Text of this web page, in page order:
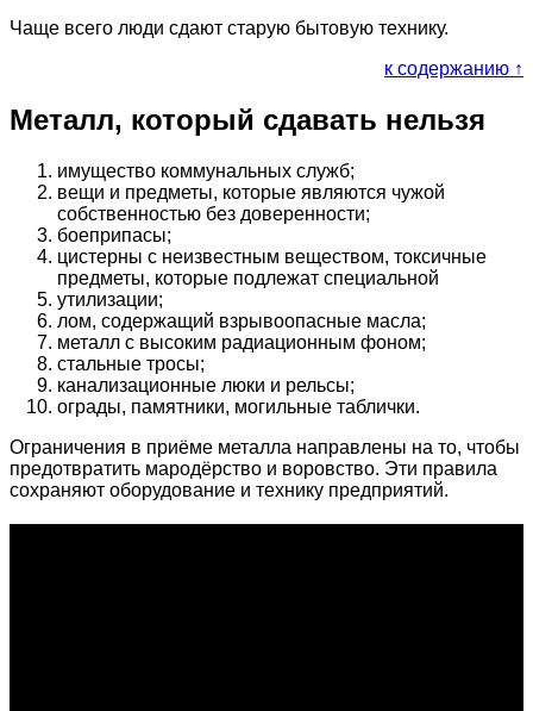
Чаще всего люди сдают старую бытовую технику.
к содержанию ↑
Металл, который сдавать нельзя
имущество коммунальных служб;
вещи и предметы, которые являются чужой
собственностью без доверенности;
боеприпасы;
цистерны с неизвестным веществом, токсичные
предметы, которые подлежат специальной
утилизации;
лом, содержащий взрывоопасные масла;
металл с высоким радиационным фоном;
стальные тросы;
канализационные люки и рельсы;
ограды, памятники, могильные таблички.
Ограничения в приёме металла направлены на то, чтобы
предотвратить мародёрство и воровство. Эти правила
сохраняют оборудование и технику предприятий.